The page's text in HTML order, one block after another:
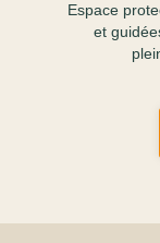
Espace
et